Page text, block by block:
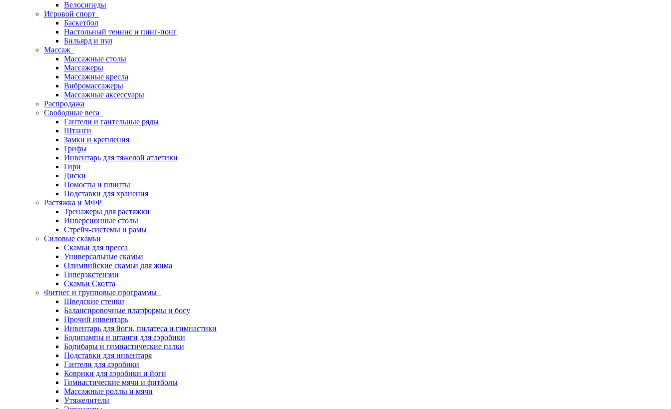
Велосипеды
Игровой спорт
Баскетбол
Настольный теннис и пинг-понг
Бильярд и пул
Массаж
Массажные столы
Массажеры
Массажные кресла
Вибромассажеры
Массажные аксессуары
Распродажа
Свободные веса
Гантели и гантельные ряды
Штанги
Замки и крепления
Грифы
Инвентарь для тяжелой атлетики
Гири
Диски
Помосты и плинты
Подставки для хранения
Растяжка и МФР
Тренажеры для растяжки
Инверсионные столы
Стрейч-системы и рамы
Силовые скамьи
Скамьи для пресса
Универсальные скамьи
Олимпийские скамьи для жима
Гиперэкстензии
Скамьи Скотта
Фитнес и групповые программы
Шведские стенки
Балансировочные платформы и босу
Прочий инвентарь
Инвентарь для йоги, пилатеса и гимнастики
Бодипампы и штанги для аэробики
Бодибары и гимнастические палки
Подставки для инвентаря
Гантели для аэробики
Коврики для аэробики и йоги
Гимнастические мячи и фитболы
Массажные роллы и мячи
Утяжелители